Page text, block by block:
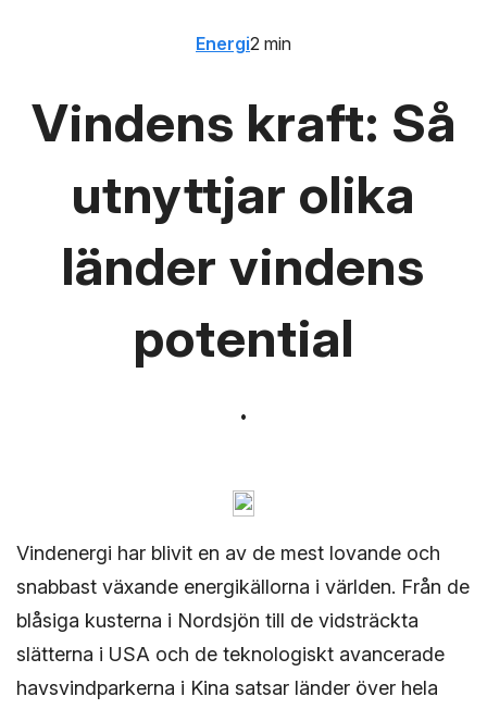
Vindens kraft: Så
utnyttjar olika
länder vindens
potential
Energi2 min
Vindenergi har blivit en av de mest lovande och
snabbast växande energikällorna i världen. Från de
blåsiga kusterna i Nordsjön till de vidsträckta
slätterna i USA och de teknologiskt avancerade
havsvindparkerna i Kina satsar länder över hela